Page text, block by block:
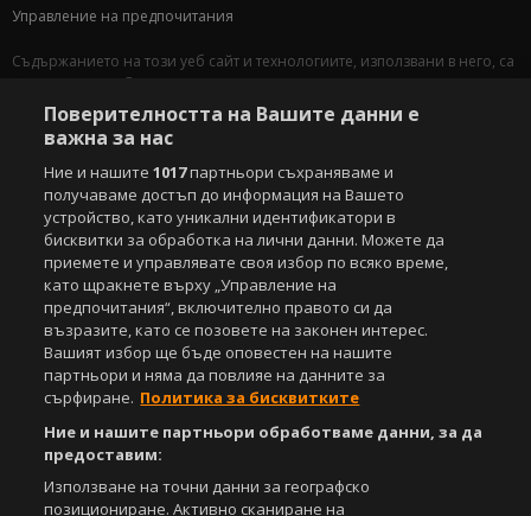
Управление на предпочитания
Съдържанието на този уеб сайт и технологиите, използвани в него, са
под закрила на Закона за авторското право и сродните му права.
Всички статии, репортажи, интервюта и други текстови, графични и
видео материали, публикувани в сайта, са собственост на Агенция
Спортал, освен ако изрично е посочено друго. Допуска се
публикуване на текстови материали само след писмено съгласие на
Агенция Спортал, посочване на източника и добавяне на линк към
www.sportal.bg. Използването на графични и видео материали,
публикувани в сайта, е строго забранено. Нарушителите ще бъдат
санкционирани с цялата строгост на закона.
БЕЗПЛАТНОТО приложение за:
Android
Powered by:
Поверителността на Вашите данни е
важна за нас
Ние и нашите1017партньори съхраняваме и
получаваме достъп до информация на Вашето
устройство, като уникални идентификатори в
бисквитки за обработка на лични данни. Можете да
приемете и управлявате своя избор по всяко време,
като щракнете върху „Управление на
предпочитания“, включително правото си да
възразите, като се позовете на законен интерес.
Вашият избор ще бъде оповестен на нашите
партньори и няма да повлияе на данните за
сърфиране. Политика за бисквитките
Ние и нашите партньори обработваме данни, за да
предоставим:
Използване на точни данни за географско
позициониране. Активно сканиране на